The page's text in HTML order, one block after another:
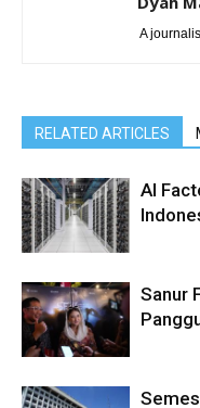
A
RELATED ARTICLES
AI
Sanur